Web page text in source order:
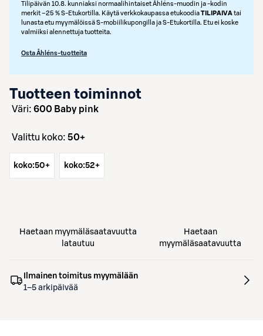
Tilipäivän 10.8. kunniaksi normaalihintaiset Åhléns-muodin ja -kodin
merkit –25 % S‑Etukortilla. Käytä verkkokaupassa etukoodiaTILIPAIVAtai
lunasta etu myymälöissä S‑mobiilikupongilla ja S‑Etukortilla. Etu ei koske
valmiiksi alennettuja tuotteita.
Osta Åhléns-tuotteita
Tuotteen toiminnot
väri: 600 Baby pink
Valittu koko: 50+
koko:50+ koko:52+
Haetaan myymäläsaatavuutta
latautuu
Haetaan
myymäläsaatavuutta
Ilmainen toimitus myymälään
1–5 arkipäivää